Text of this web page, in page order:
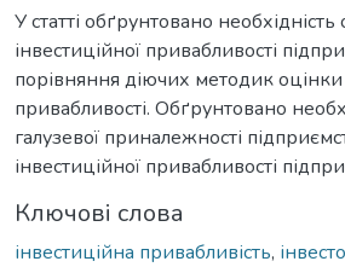
У статті обґрунтовано необхідність
інвестиційної привабливості
порівняння діючих методик оцінки
привабливості. Обґрунтовано
галузевої приналежності
інвестиційної привабливості
Ключові слова
інвестиційна привабливість,